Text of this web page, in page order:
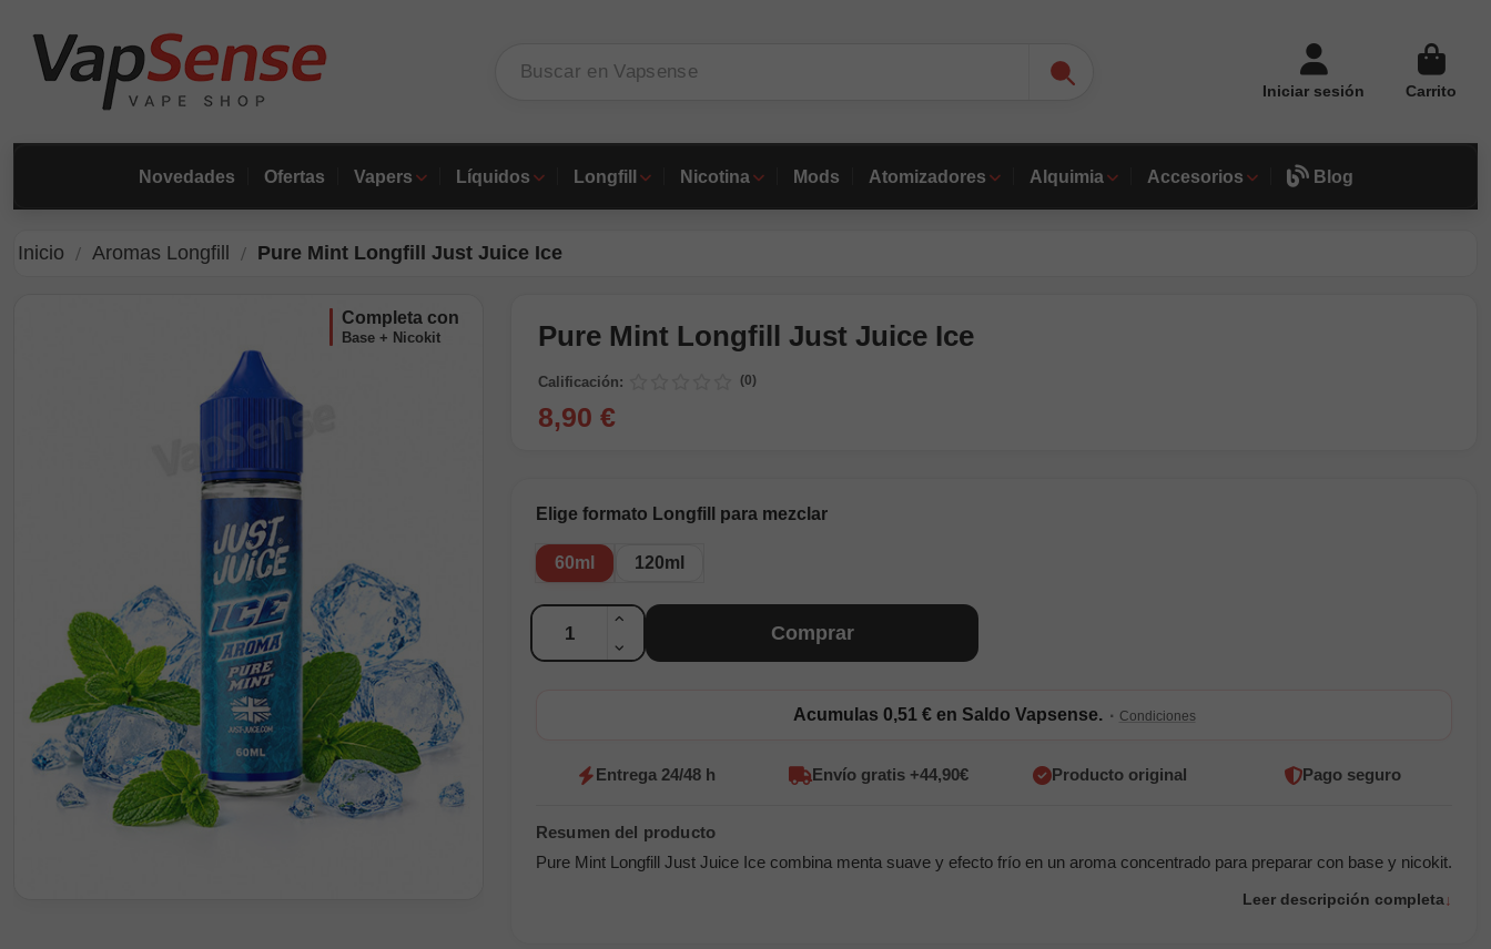
Iniciar sesión Carrito
Novedades Ofertas Vapers Líquidos Longfill Nicotina Mods Atomizadores Alquimia Accesorios Blog
Inicio Aromas Longfill Pure Mint Longfill Just Juice Ice
completa con
Base + Nicokit Pure Mint Longfill Just Juice Ice
Calificación: (0)
8,90 €
Elige formato Longfill para mezclar
60ml 120ml
Cantidad
Comprar
Acumulas 0,51 € en Saldo Vapsense. · Condiciones
Entrega 24/48 h Envío gratis +44,90€ Producto original Pago seguro
Pure Mint Longfill Just Juice Ice combina menta suave y efecto frío en un aroma concentrado para preparar con base y nicokit.
Leer descripción completa